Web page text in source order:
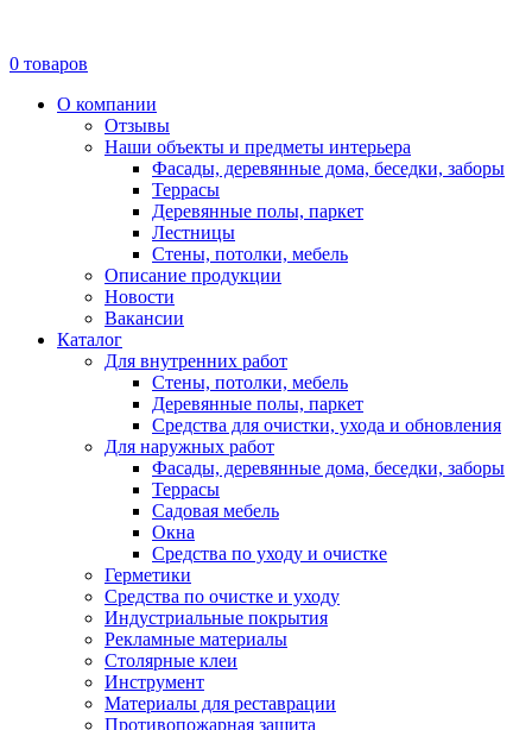
0 товаров
О компании
Отзывы
Наши объекты и предметы интерьера
Фасады, деревянные дома, беседки, заборы
Террасы
Деревянные полы, паркет
Лестницы
Стены, потолки, мебель
Описание продукции
Новости
Вакансии
Каталог
Для внутренних работ
Стены, потолки, мебель
Деревянные полы, паркет
Средства для очистки, ухода и обновления
Для наружных работ
Фасады, деревянные дома, беседки, заборы
Террасы
Садовая мебель
Окна
Средства по уходу и очистке
Герметики
Средства по очистке и уходу
Индустриальные покрытия
Рекламные материалы
Столярные клеи
Инструмент
Материалы для реставрации
Противопожарная защита